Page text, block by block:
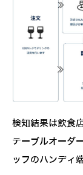
検知結果は飲食
テーブルオーダ
ッフのハンディ